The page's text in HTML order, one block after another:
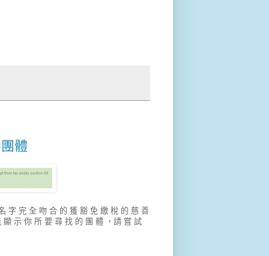
體
字 完 全 吻 合 的 獲 豁 免 繳 稅 的 慈 善
示 你 所 要 尋 找 的 團 體 ，請 嘗 試